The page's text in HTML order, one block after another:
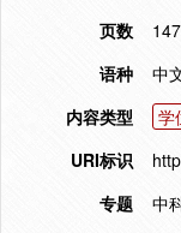
页数
147
语种
中
内容类型
学
URI标识
专题
中